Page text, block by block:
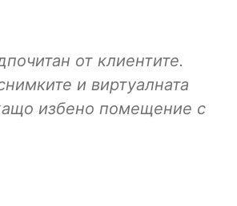
от клиентите.
и виртуалната
избено помещение с